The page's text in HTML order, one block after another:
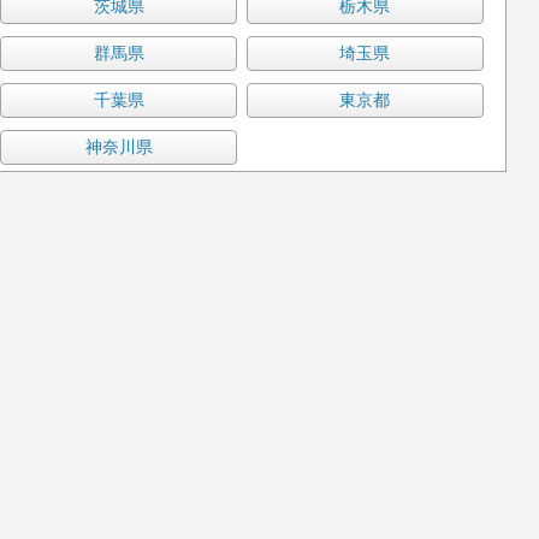
茨城県 栃木県
群馬県 埼玉県
千葉県 東京都
神奈川県